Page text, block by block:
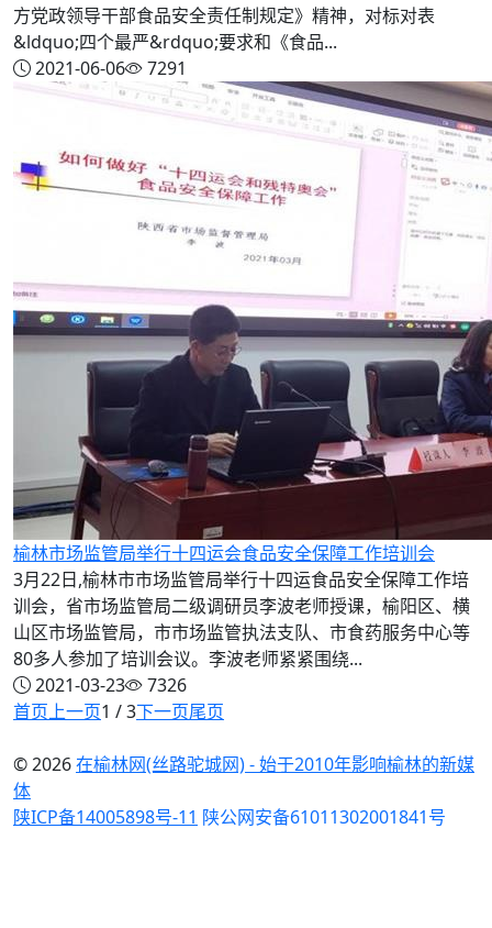
方党政领导干部食品安全责任制规定》精神，对标对表
&ldquo;四个最严&rdquo;要求和《食品...
2021-06-06
7291
榆林市场监管局举行十四运会食品安全保障工作培训会
3月22日,榆林市市场监管局举行十四运食品安全保障工作培
训会，省市场监管局二级调研员李波老师授课，榆阳区、横
山区市场监管局，市市场监管执法支队、市食药服务中心等
80多人参加了培训会议。李波老师紧紧围绕...
2021-03-23
7326
首页上一页1 / 3下一页尾页
© 2026在榆林网(丝路驼城网) - 始于2010年影响榆林的新媒
体
陕ICP备14005898号-11 陕公网安备61011302001841号